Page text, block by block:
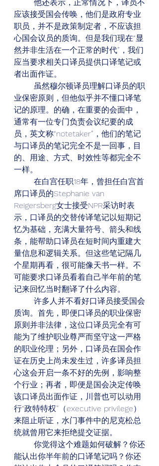
他还表示，正常情况下，译员不
应该接受国会传唤，他们是政府专业
职员，并不是政策制定者，不应该担
心国会议员的质询。但是我们现在“显
然并非生活在一个正常的时代”，我们
应当要求相关口译员提供口译笔记或
者出面作证。
虽然穆尔顿译员理解口译员的职
业保密原则，但他似乎并不懂口译笔
记的原理。的确，在重要的会面中，
通常有一位专门负责会议纪要的成
员，英文称“notetaker”，他们的笔记
与口译员的笔记完全不是一回事，目
的、用途、方式、时效性等都完全不
一样。
在白宫任职18年，曾担任白宫首
席口译员的Stephanie van
Reigersberg女士接受NPR采访时表
示，口译员的交替传译笔记以短期记
忆为基础，充满大量符号、箭头和线
条，能帮助口译员在短时间内重建大
量信息和逻辑关系。但这些笔记隔几
个星期再看，很可能像天书一样。不
可能要求口译员看着自己半年前的笔
记来回忆当时翻译了什么内容。
许多人并不看好口译员接受国会
质询。首先，即便口译员的职业保密
原则并非法律，这位口译员完全有可
能为了维护职业尊严而坚守这一严格
的职业伦理；另外，口译员在国会作
证在历史上尚未发生过，许多译员担
心这会开启一条不好的先例，影响整
个行业；再者，即便是国会决定传唤
该口译员出面作证，川普也可以动用
行“政特特权”（executive privilege）
来阻止听证，水门事件中的尼克松总
统就曾用它来拒绝提交证据。
你觉得这个难题如何破解？你还
能认出你半年前的口译笔记吗？你还